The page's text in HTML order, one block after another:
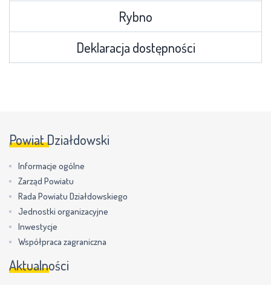
Rybno
Deklaracja dostępności
Powiat Działdowski
Informacje ogólne
Zarząd Powiatu
Rada Powiatu Działdowskiego
Jednostki organizacyjne
Inwestycje
Współpraca zagraniczna
Aktualności